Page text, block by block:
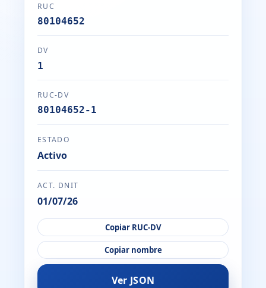
RUC
80104652
DV
1
RUC-DV
80104652-1
ESTADO
Activo
ACT. DNIT
01/07/26
Copiar RUC-DV
Copiar nombre
Ver JSON